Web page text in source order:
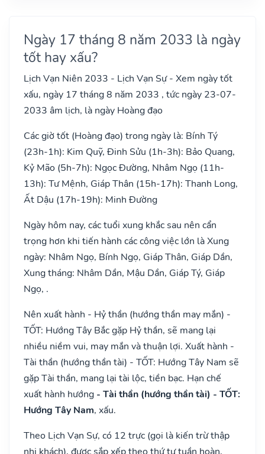
Ngày 17 tháng 8 năm 2033 là ngày
tốt hay xấu?
Lịch Vạn Niên 2033 - Lịch Vạn Sự - Xem ngày tốt
xấu, ngày 17 tháng 8 năm 2033 , tức ngày 23-07-
2033 âm lịch, là ngày Hoàng đạo
Các giờ tốt (Hoàng đạo) trong ngày là: Bính Tý
(23h-1h): Kim Quỹ, Đinh Sửu (1h-3h): Bảo Quang,
Kỷ Mão (5h-7h): Ngọc Đường, Nhâm Ngọ (11h-
13h): Tư Mệnh, Giáp Thân (15h-17h): Thanh Long,
Ất Dậu (17h-19h): Minh Đường
Ngày hôm nay, các tuổi xung khắc sau nên cẩn
trọng hơn khi tiến hành các công việc lớn là Xung
ngày: Nhâm Ngọ, Bính Ngọ, Giáp Thân, Giáp Dần,
Xung tháng: Nhâm Dần, Mậu Dần, Giáp Tý, Giáp
Ngọ, .
Nên xuất hành - Hỷ thần (hướng thần may mắn) -
TỐT: Hướng Tây Bắc gặp Hỷ thần, sẽ mang lại
nhiều niềm vui, may mắn và thuận lợi. Xuất hành -
Tài thần (hướng thần tài) - TỐT: Hướng Tây Nam sẽ
gặp Tài thần, mang lại tài lộc, tiền bạc. Hạn chế
xuất hành hướng - Tài thần (hướng thần tài) - TỐT:
Hướng Tây Nam, xấu.
Theo Lịch Vạn Sự, có 12 trực (gọi là kiến trừ thập